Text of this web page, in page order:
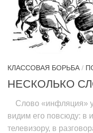
КЛАССОВАЯ БОРЬБА /
НЕСКОЛЬКО
Слово «инфляция»
видим его повсюду: в
телевизору, в